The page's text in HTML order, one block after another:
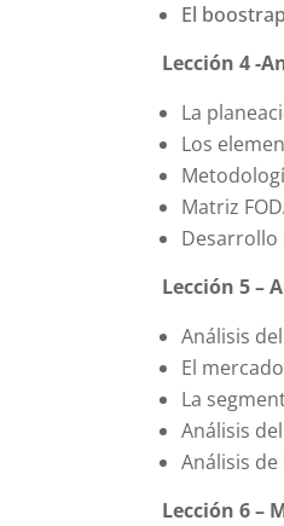
El
Lección 4 -
La
Los
Matriz
Desarrollo
Lección 5 –
Análisis
El
La
Análisis
Análisis
Lección 6 –